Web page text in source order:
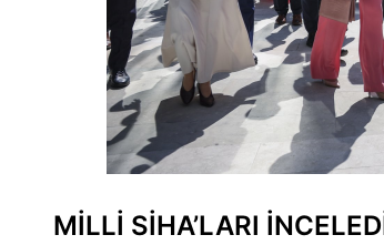
MİLLİ SİHA’LARI